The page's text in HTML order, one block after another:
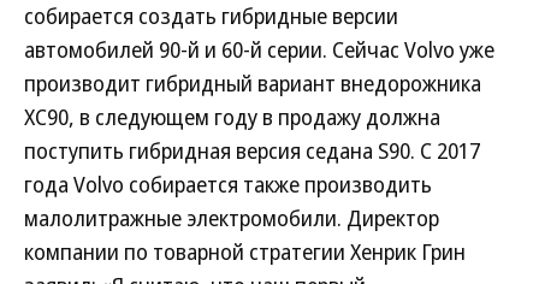
собирается создать гибридные версии
автомобилей 90-й и 60-й серии. Сейчас Volvo уже
производит гибридный вариант внедорожника
XC90, в следующем году в продажу должна
поступить гибридная версия седана S90. С 2017
года Volvo собирается также производить
малолитражные электромобили. Директор
компании по товарной стратегии Хенрик Грин